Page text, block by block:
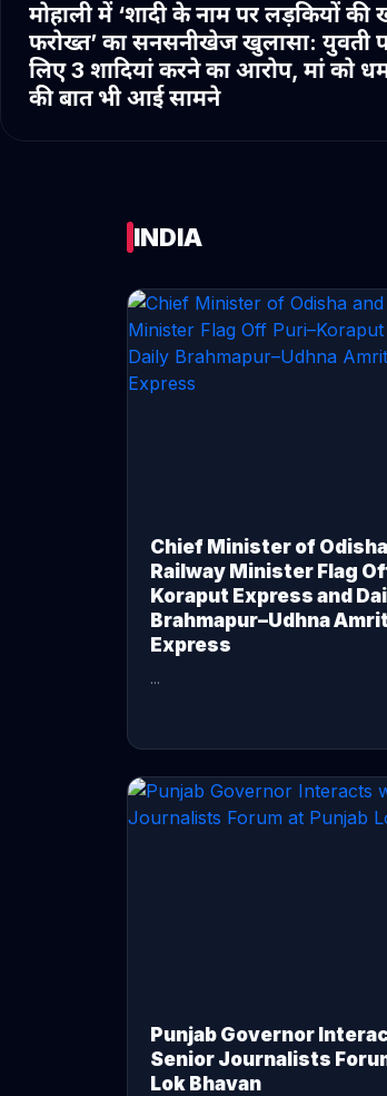
मोहाली में ‘शादी के नाम पर लड़कियों की
फरोख्त’ का सनसनीखेज खुलासा: युवती
लिए 3 शादियां करने का आरोप, मां को
की बात भी आई सामने
INDIA
Chief Minister of
Railway Minister Flag
Koraput Express and
Brahmapur–Udhna
Express
...
Punjab Governor
Senior Journalists
Lok Bhavan